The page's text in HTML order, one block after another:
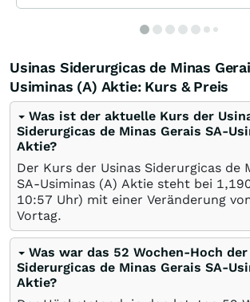
Usinas Siderurgicas de Minas
Usiminas (A) Aktie: Kurs & Preis
Was ist der aktuelle Kurs der
Siderurgicas de Minas Gerais SA-
Aktie?
Der Kurs der Usinas Siderurgicas de
SA-Usiminas (A) Aktie steht bei
10:57 Uhr) mit einer Veränderung
Vortag.
Was war das 52 Wochen-Hoch der
Siderurgicas de Minas Gerais SA-
Aktie?